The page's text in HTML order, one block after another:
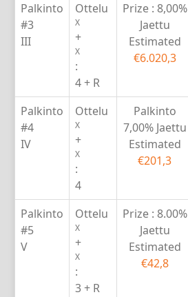
Palkinto
#3
III
Ottelu
X
+
X
:
4 + R
Prize : 8,00%
Jaettu
Estimated
€6.020,3
Palkinto
#4
IV
Ottelu
X
+
X
:
4
Palkinto
7,00% Jaettu
Estimated
€201,3
Palkinto
#5
V
Ottelu
X
+
X
:
3 + R
Prize : 8.00%
Jaettu
Estimated
€42,8